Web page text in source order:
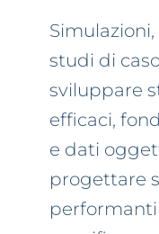
studi di
sviluppare
efficaci,
e dati
progettare